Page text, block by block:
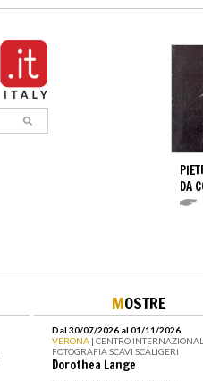
DA
MOSTRE
Dal 30/07/2026 al 01/11/2026
VERONA | CENTRO
FOTOGRAFIA SCAVI SCALIGERI
Dorothea Lange